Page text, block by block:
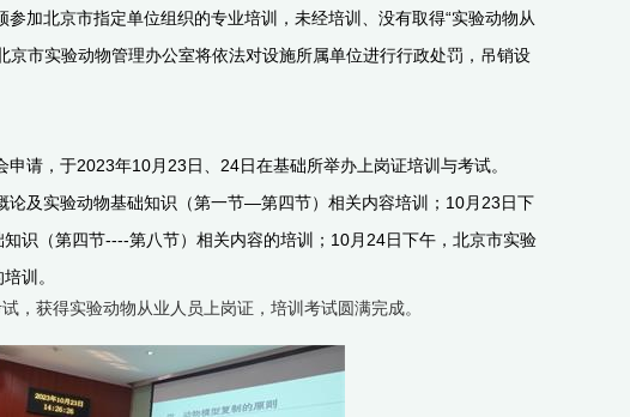
加北京市指定单位组织的专业培训，未经培训、没有取得“实验动物从
市实验动物管理办公室将依法对设施所属单位进行行政处罚，吊销设
请，于2023年10月23日、24日在基础所举办上岗证培训与考试。
及实验动物基础知识（第一节—第四节）相关内容培训；10月23日下
识（第四节----第八节）相关内容的培训；10月24日下午，北京市实验
训。
获得实验动物从业人员上岗证，培训考试圆满完成。